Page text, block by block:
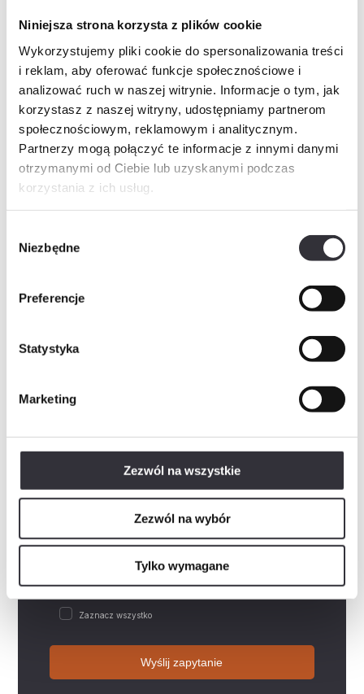
Niniejsza strona korzysta z plików cookie
Wykorzystujemy pliki cookie do spersonalizowania treści
i reklam, aby oferować funkcje społecznościowe i
analizować ruch w naszej witrynie. Informacje o tym, jak
korzystasz z naszej witryny, udostępniamy partnerom
społecznościowym, reklamowym i analitycznym.
Partnerzy mogą połączyć te informacje z innymi danymi
otrzymanymi od Ciebie lub uzyskanymi podczas
korzystania z ich usług.
zgody
Niezbędne
Preferencje
Statystyka
Marketing
Zezwól na wszystkie
Zezwól na wybór
Tylko wymagane
Prospekt informacyjny
Historia cen
Inne świadczenia pieniężne
PDF
Zapytaj o mieszkanie
Imię i nazwisko
Zaznacz wszystko
Wyślij zapytanie